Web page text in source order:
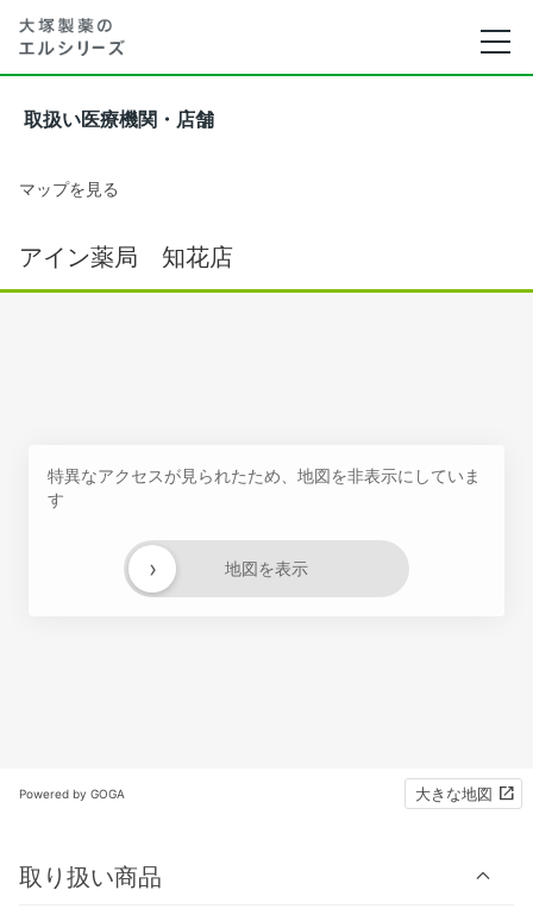
取扱い医療機関・店舗
マップを見る
アイン薬局 知花店
特異なアクセスが見られたため、地図を非表示にしていま
す
地図を表示
›
Powered by GOGA 大きな地図
取り扱い商品